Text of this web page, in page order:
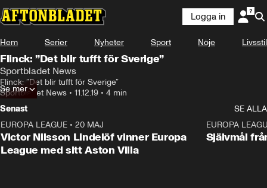
Logga in
Hem Serier Nyheter Sport Nöje Livsstil
Flinck: ”Det blir tufft för Sverige”
Sportbladet News
Flinck: ”Det blir tufft för Sverige”
Sportbladet News • 11.12.19 • 4 min
Se mer
Senast
SE ALLA
EUROPA LEAGUE • 20 MAJ
Victor Nilsson Lindelöf vinner Europa
League med sitt Aston Villa
EUROPA
Självmål